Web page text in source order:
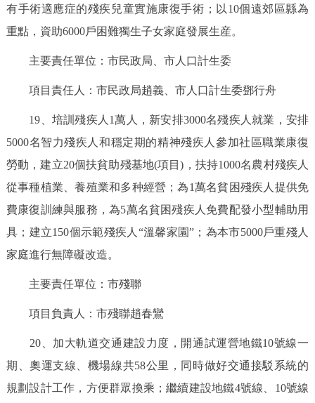
有手術適應症的殘疾兒童實施康復手術；以10個遠郊區縣為
重點，資助6000戶困難獨生子女家庭發展生産。
主要責任單位：市民政局、市人口計生委
項目責任人：市民政局趙義、市人口計生委鄧行舟
19、培訓殘疾人1萬人，新安排3000名殘疾人就業，安排
5000名智力殘疾人和穩定期的精神殘疾人參加社區職業康復
勞動，建立20個扶貧助殘基地(項目)，扶持1000名農村殘疾人
從事種植業、養殖業和多种經營；為1萬名貧困殘疾人提供免
費康復訓練與服務，為5萬名貧困殘疾人免費配發小型輔助用
具；建立150個示範殘疾人“溫馨家園”；為本市5000戶重殘人
家庭進行無障礙改造。
主要責任單位：市殘聯
項目負責人：市殘聯趙春鸞
20、加大軌道交通建設力度，開通試運營地鐵10號線一
期、奧運支線、機場線共58公里，同時做好交通接駁系統的
規劃設計工作，方便群眾換乘；繼續建設地鐵4號線、10號線